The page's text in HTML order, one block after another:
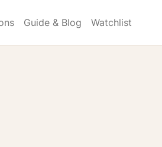
Guide & Blog Watchlist